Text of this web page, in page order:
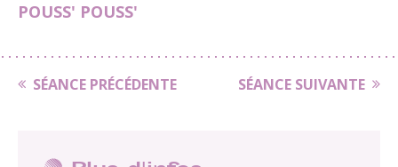
POUSS' POUSS'
SÉANCE PRÉCÉDENTE SÉANCE SUIVANTE